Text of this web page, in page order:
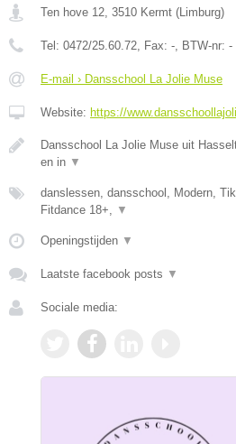
Ten hove 12 3510 Kermt ( Limburg)
Tel: 0472/25.60.72 , Fax: - , BTW-nr: -
E-mail › Dansschool La Jolie Muse
Website: https://
Dansschool La Jolie Muse uit
en in ▼
danslessen, dansschool, Modern,
Fitdance 18+,
▼
Openingstijden ▼
Laatste facebook posts ▼
Sociale media: